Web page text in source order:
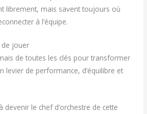
librement, mais savent toujours où
à l’équipe.
de jouer
de toutes les clés pour transformer
levier de performance, d’équilibre et
le chef d’orchestre de cette